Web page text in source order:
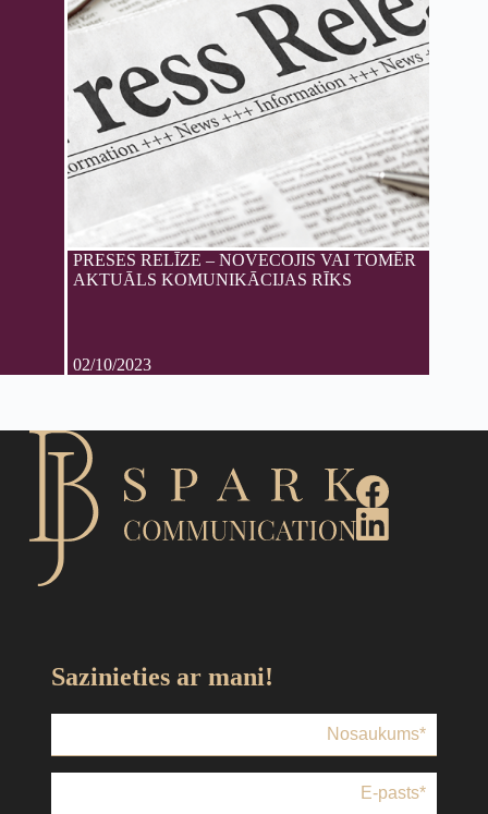
PRESES RELĪZE – NOVECOJIS VAI TOMĒR
AKTUĀLS KOMUNIKĀCIJAS RĪKS
02/10/2023
Sazinieties ar mani!